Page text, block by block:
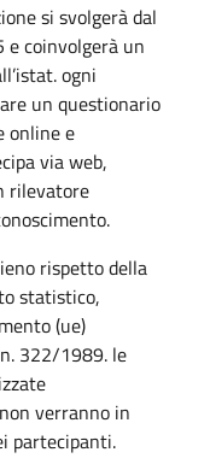
si svolgerà dal
coinvolgerà un
ogni
un questionario
online e
via web,
rilevatore
rispetto della
statistico,
(ue)
322/1989. le
verranno in
partecipanti.